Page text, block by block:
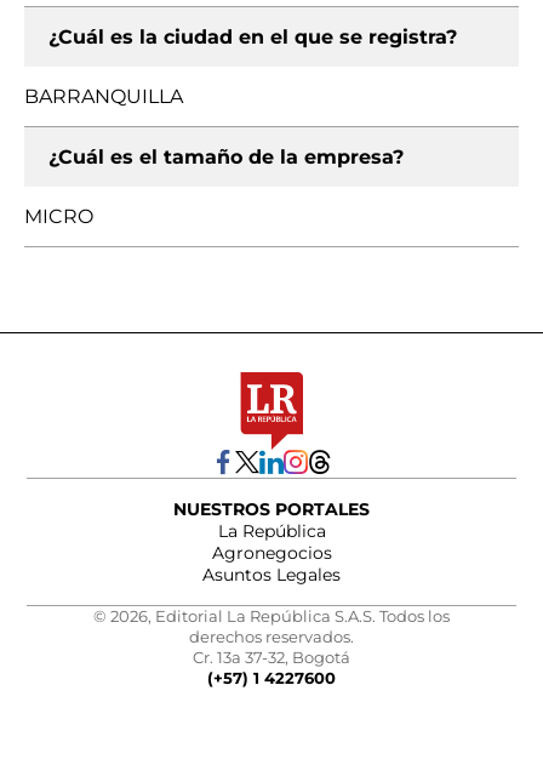
¿Cuál es la ciudad en el que se registra?
BARRANQUILLA
¿Cuál es el tamaño de la empresa?
MICRO
NUESTROS PORTALES
La República
Agronegocios
Asuntos Legales
© 2026, Editorial La República S.A.S. Todos los
derechos reservados.
Cr. 13a 37-32, Bogotá
(+57) 1 4227600